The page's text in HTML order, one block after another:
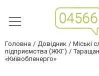
Головна Довідник Міські
підприємства (ЖКГ)
«Київобленерго»